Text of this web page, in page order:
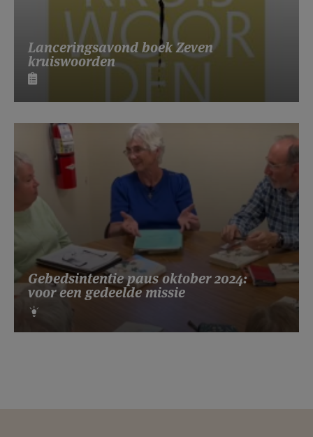
Lanceringsavond boek Zeven
kruiswoorden
Gebedsintentie paus oktober 2024:
voor een gedeelde missie